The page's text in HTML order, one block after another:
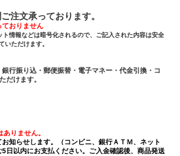
注文承っております。
おりません
情報などは暗号化されるので、ご記入された内容は安全
いただけます。
行振り込・郵便振替・電子マネー・代金引換・コ
だけます。
ありません。
知らせします。（コンビニ、銀行ＡＴＭ、ネット
日以内にお支払ください。ご入金確認後、商品発送